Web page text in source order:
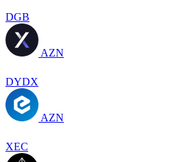
DGB
AZN
DYDX
AZN
XEC